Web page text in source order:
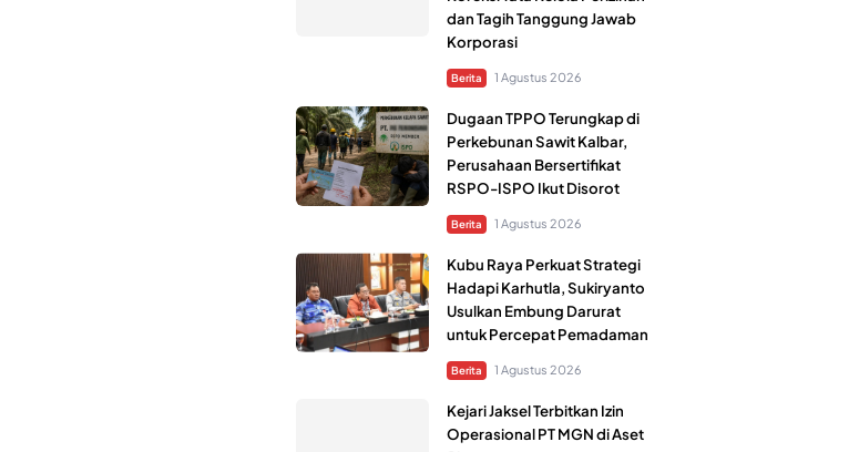
dan Tagih Tanggung Jawab
Korporasi
Berita 1 Agustus 2026
Dugaan TPPO Terungkap di
Perkebunan Sawit Kalbar,
Perusahaan Bersertifikat
RSPO-ISPO Ikut Disorot
Berita 1 Agustus 2026
Kubu Raya Perkuat Strategi
Hadapi Karhutla, Sukiryanto
Usulkan Embung Darurat
untuk Percepat Pemadaman
Berita 1 Agustus 2026
Kejari Jaksel Terbitkan Izin
Operasional PT MGN di Aset